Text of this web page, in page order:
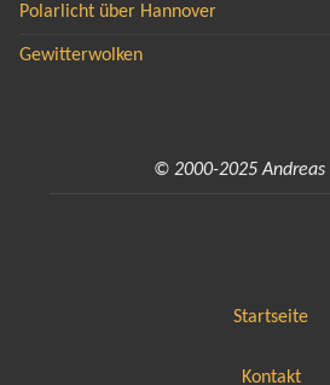
Polarlicht über Hannover
Gewitterwolken
© 2000-2025 Andreas
Startseite
Kontakt